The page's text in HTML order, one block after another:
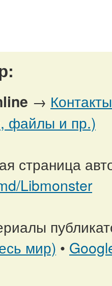
→
файлы и пр.)
страница
Libmonster
мир) •